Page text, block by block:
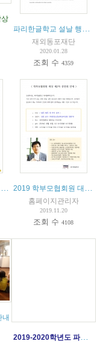
재외동포재단
2020.01.28
조회 수4359
홈페이지관리자
2019.11.20
조회 수4108
내
2019-2020학년도 파리한글학교 입학안내